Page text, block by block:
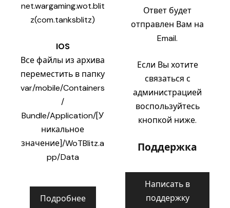
net.wargaming.wot.blit
z(com.tanksblitz)
IOS
Все файлы из архива
переместить в папку
var/mobile/Containers
/
Bundle/Application/[У
никальное
значение]/WoTBlitz.a
pp/Data
Подробнее
Ответ будет
отправлен Вам на
Email.
Если Вы хотите
связаться с
администрацией
воспользуйтесь
кнопкой ниже.
Поддержка
Написать в
поддержку